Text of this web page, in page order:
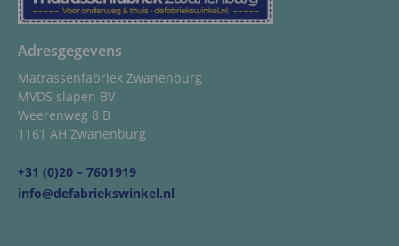
Adresgegevens
Matrassenfabriek Zwanenburg
MVDS slapen BV
Weerenweg 8 B
1161 AH Zwanenburg
+31 (0)20 – 7601919
info@defabriekswinkel.nl